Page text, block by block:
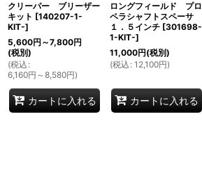
クリーパー ブリーザー
キット [140207-1-
KIT-]
5,600円 ～7,800円
(税別)
(税込 :
6,160円 ～8,580円)
カートに入れる
ロングフィールド プロ
ペラシャフトスペーサ
１．５インチ [301698-
1-KIT-]
11,000円(税別)
(税込 : 12,100円)
カートに入れる